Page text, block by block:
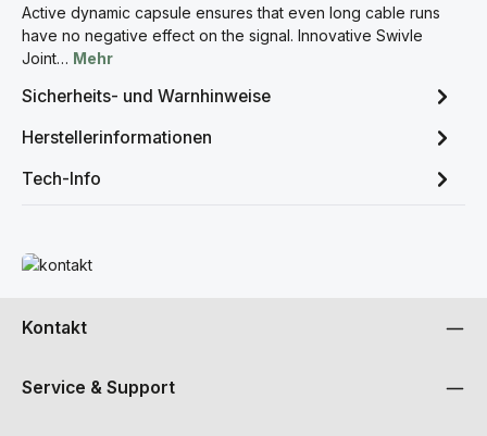
Active dynamic capsule ensures that even long cable runs
have no negative effect on the signal. Innovative Swivle
Joint… Mehr
Sicherheits- und Warnhinweise
Herstellerinformationen
Tech-Info
Mehr erfahren
Kontakt
Service & Support